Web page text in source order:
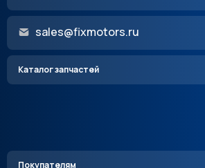
sales@fixmotors.ru
Каталог запчастей
Покупателям